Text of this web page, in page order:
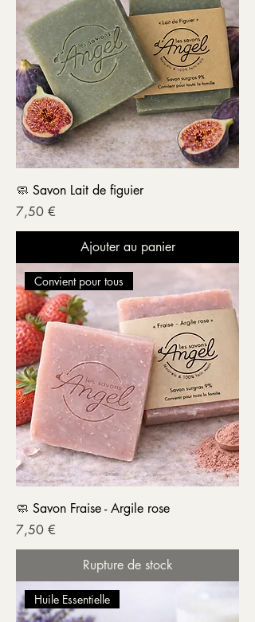
🧼 Savon Lait de figuier
Prix
7,50 €
Ajouter au panier
Convient pour tous
🧼 Savon Fraise - Argile rose
Prix
7,50 €
Rupture de stock
Huile Essentielle